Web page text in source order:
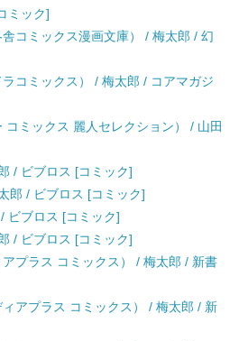
ミック]
コミックス漫画文庫） / 梅太郎 / 幻
コミックス） / 梅太郎 / コアマガジ
ミックス 麗人セレクション） / 山田
/ ビブロス [コミック]
郎 / ビブロス [コミック]
ビブロス [コミック]
/ ビブロス [コミック]
プラス コミックス） / 梅太郎 / 新書
アプラス コミックス） / 梅太郎 / 新